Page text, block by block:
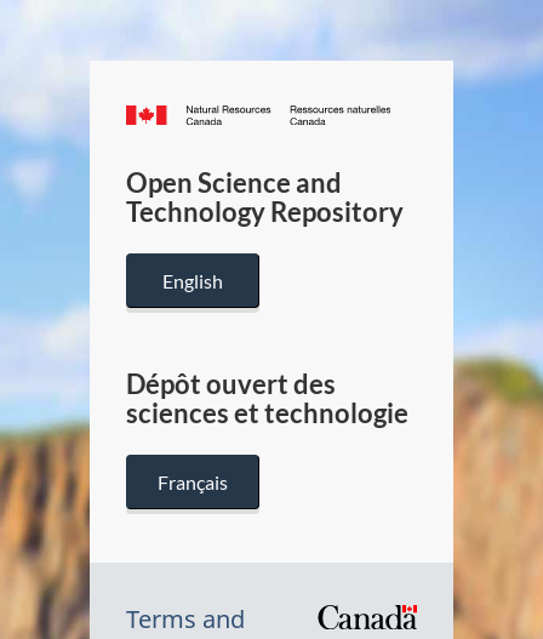
Canada.ca
/
Canada
Open Science and
Technology Repository
English
Dépôt ouvert des
sciences et technologie
Français
Terms and